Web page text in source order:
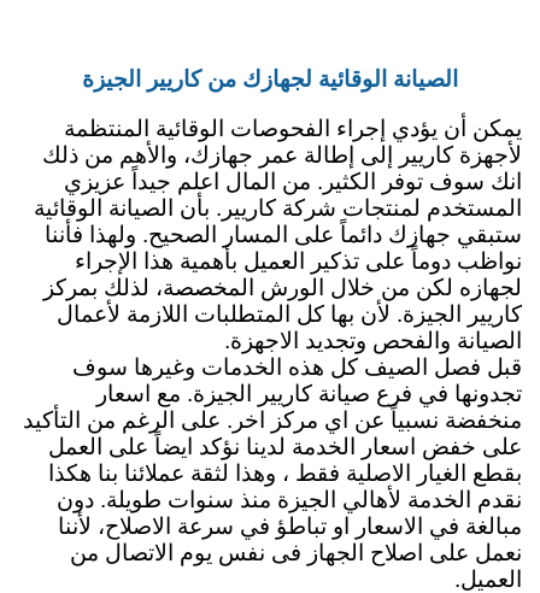
الصيانة الوقائية لجهازك من كاريير الجيزة
يمكن أن يؤدي إجراء الفحوصات الوقائية المنتظمة
لأجهزة كاريير إلى إطالة عمر جهازك، والأهم من ذلك
انك سوف توفر الكثير. من المال اعلم جيداً عزيزي
المستخدم لمنتجات شركة كاريير. بأن الصيانة الوقائية
ستبقي جهازك دائماً على المسار الصحيح. ولهذا فأننا
نواظب دوماً على تذكير العميل بأهمية هذا الإجراء
لجهازه لكن من خلال الورش المخصصة، لذلك بمركز
كاريير الجيزة. لأن بها كل المتطلبات اللازمة لأعمال
الصيانة والفحص وتجديد الاجهزة.
قبل فصل الصيف كل هذه الخدمات وغيرها سوف
تجدونها في فرع صيانة كاريير الجيزة. مع اسعار
منخفضة نسبياً عن اي مركز اخر. على الرغم من التأكيد
على خفض اسعار الخدمة لدينا نؤكد ايضاً على العمل
بقطع الغيار الاصلية فقط ، وهذا لثقة عملائنا بنا هكذا
نقدم الخدمة لأهالي الجيزة منذ سنوات طويلة. دون
مبالغة في الاسعار او تباطؤ في سرعة الاصلاح، لأننا
نعمل على اصلاح الجهاز فى نفس يوم الاتصال من
العميل.